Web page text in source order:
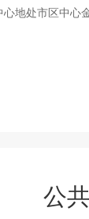
市区中心金陵
公